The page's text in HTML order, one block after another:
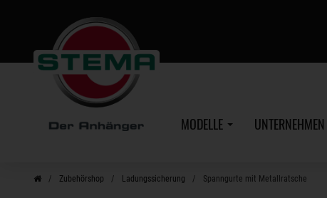
MODELLE UNTERNEHMEN
Zubehörshop Ladungssicherung Spanngurte mit Metallratsche